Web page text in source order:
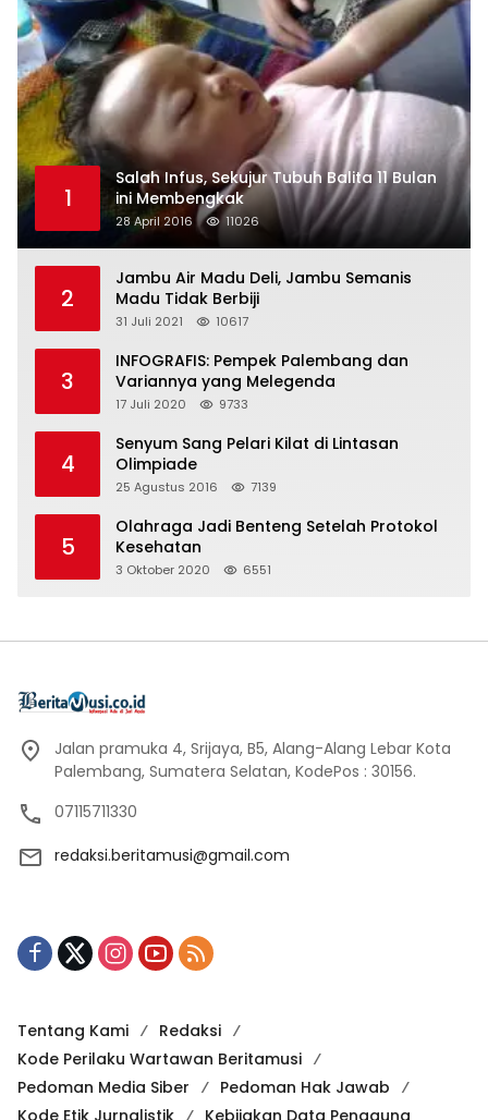
1
Salah Infus, Sekujur Tubuh Balita 11 Bulan
ini Membengkak
28 April 2016 11026
2
Jambu Air Madu Deli, Jambu Semanis
Madu Tidak Berbiji
31 Juli 2021 10617
3
INFOGRAFIS: Pempek Palembang dan
Variannya yang Melegenda
17 Juli 2020 9733
4
Senyum Sang Pelari Kilat di Lintasan
Olimpiade
25 Agustus 2016 7139
5
Olahraga Jadi Benteng Setelah Protokol
Kesehatan
3 Oktober 2020 6551
Jalan pramuka 4, Srijaya, B5, Alang-Alang Lebar Kota
Palembang, Sumatera Selatan, KodePos : 30156.
07115711330
redaksi.beritamusi@gmail.com
Tentang Kami
Redaksi
Kode Perilaku Wartawan Beritamusi
Pedoman Media Siber
Pedoman Hak Jawab